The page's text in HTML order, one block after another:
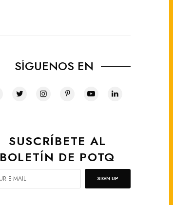
SÍGUENOS EN
SUSCRÍBETE AL
BOLETÍN DE POTQ
SIGN UP